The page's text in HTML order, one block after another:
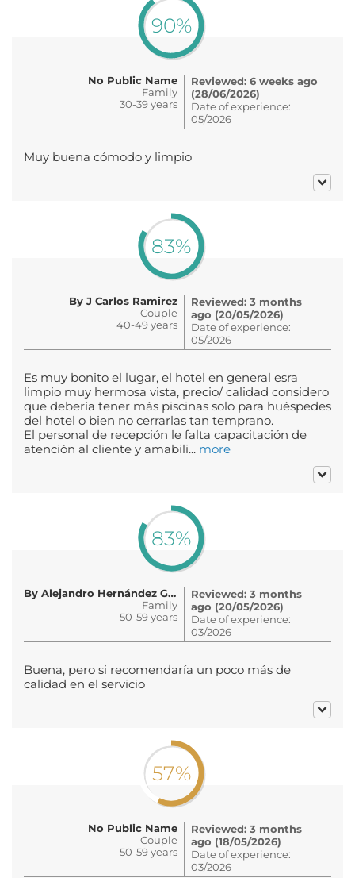
90%
No Public Name
Family
30-39 years
Reviewed: 6 weeks ago
(28/06/2026)
Date of experience:
05/2026
Muy buena cómodo y limpio
83%
By J Carlos Ramirez
Couple
40-49 years
Reviewed: 3 months
ago (20/05/2026)
Date of experience:
05/2026
Es muy bonito el lugar, el hotel en general esra
limpio muy hermosa vista, precio/ calidad considero
que debería tener más piscinas solo para huéspedes
del hotel o bien no cerrarlas tan temprano.
El personal de recepción le falta capacitación de
atención al cliente y amabili... more
83%
By Alejandro Hernández Gaytan
Family
50-59 years
Reviewed: 3 months
ago (20/05/2026)
Date of experience:
03/2026
Buena, pero si recomendaría un poco más de
calidad en el servicio
57%
No Public Name
Couple
50-59 years
Reviewed: 3 months
ago (18/05/2026)
Date of experience:
03/2026